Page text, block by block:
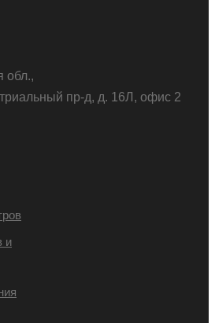
обл.,
пр-д, д. 16Л, офис 2
и